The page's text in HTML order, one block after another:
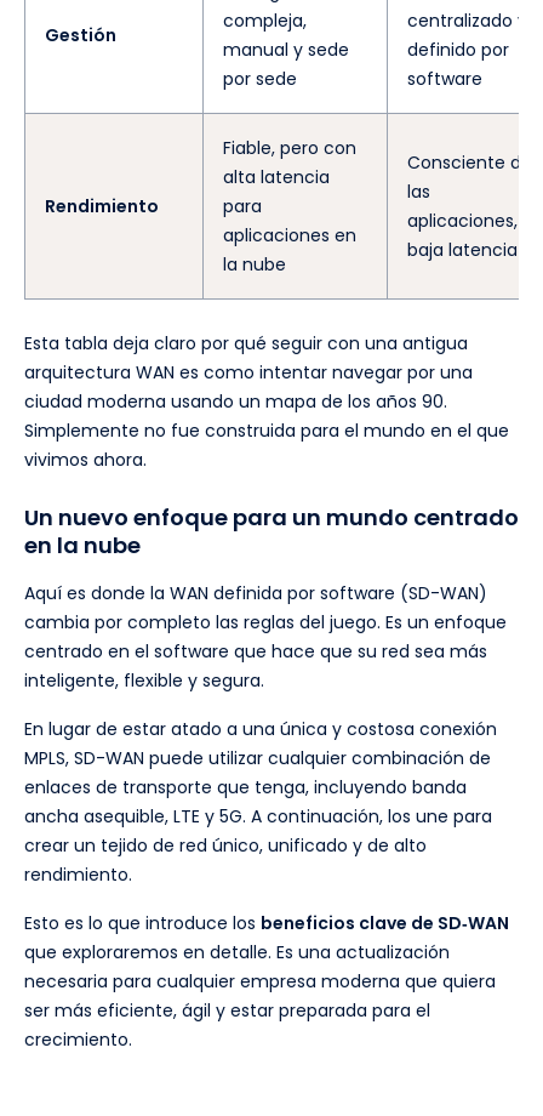
Gestión
compleja,
manual y sede
por sede
centralizado y
definido por
software
Rendimiento
Fiable, pero con
alta latencia
para
aplicaciones en
la nube
Consciente de
las
aplicaciones,
baja latencia
Esta tabla deja claro por qué seguir con una antigua
arquitectura WAN es como intentar navegar por una
ciudad moderna usando un mapa de los años 90.
Simplemente no fue construida para el mundo en el que
vivimos ahora.
Un nuevo enfoque para un mundo centrado
en la nube
Aquí es donde la WAN definida por software (SD-WAN)
cambia por completo las reglas del juego. Es un enfoque
centrado en el software que hace que su red sea más
inteligente, flexible y segura.
En lugar de estar atado a una única y costosa conexión
MPLS, SD-WAN puede utilizar cualquier combinación de
enlaces de transporte que tenga, incluyendo banda
ancha asequible, LTE y 5G. A continuación, los une para
crear un tejido de red único, unificado y de alto
rendimiento.
Esto es lo que introduce los beneficios clave de SD‑WAN
que exploraremos en detalle. Es una actualización
necesaria para cualquier empresa moderna que quiera
ser más eficiente, ágil y estar preparada para el
crecimiento.